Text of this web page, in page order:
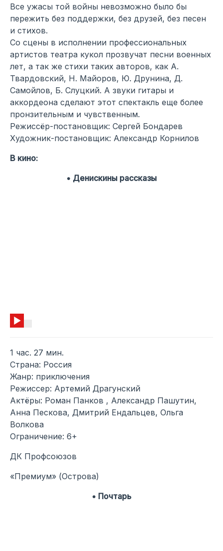
Все ужасы той войны невозможно было бы
пережить без поддержки, без друзей, без песен
и стихов.
Со сцены в исполнении профессиональных
артистов театра кукол прозвучат песни военных
лет, а так же стихи таких авторов, как А.
Твардовский, Н. Майоров, Ю. Друнина, Д.
Самойлов, Б. Слуцкий. А звуки гитары и
аккордеона сделают этот спектакль еще более
пронзительным и чувственным.
Режиссёр-постановщик: Сергей Бондарев
Художник-постановщик: Александр Корнилов
В кино:
• Денискины рассказы
1 час. 27 мин.
Страна: Россия
Жанр: приключения
Режиссер: Артемий Драгунский
Актёры: Роман Панков , Александр Пашутин,
Анна Пескова, Дмитрий Ендальцев, Ольга
Волкова
Ограничение: 6+
ДК Профсоюзов
«Премиум» (Острова)
• Почтарь